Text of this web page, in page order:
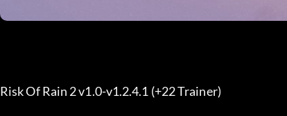
Risk Of Rain 2 v1.0-v1.2.4.1 (+22 Trainer)